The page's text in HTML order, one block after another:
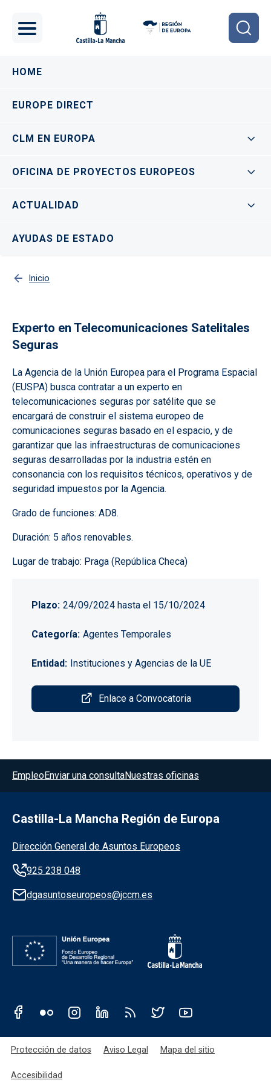
Navegación principal
HOME
EUROPE DIRECT
CLM EN EUROPA
OFICINA DE PROYECTOS EUROPEOS
ACTUALIDAD
AYUDAS DE ESTADO
Inicio
Experto en Telecomunicaciones Satelitales
Seguras
La Agencia de la Unión Europea para el Programa Espacial
(EUSPA) busca contratar a un experto en
telecomunicaciones seguras por satélite que se
encargará de construir el sistema europeo de
comunicaciones seguras basado en el espacio, y de
garantizar que las infraestructuras de comunicaciones
seguras desarrolladas por la industria estén en
consonancia con los requisitos técnicos, operativos y de
seguridad impuestos por la Agencia.
Grado de funciones: AD8.
Duración: 5 años renovables.
Lugar de trabajo: Praga (República Checa)
Plazo 24/09/2024 hasta el 15/10/2024
Categoría Agentes Temporales
Entidad Instituciones y Agencias de la UE
Enlace a Convocatoria
Menú del pie
EmpleoEnviar una consultaNuestras oficinas
Castilla-La Mancha Región de Europa
Información de la institución
Dirección General de Asuntos Europeos
925 238 048
dgasuntoseuropeos@jccm.es
Redes sociales JCCM
Menú legal
Protección de datos Aviso Legal Mapa del sitio
Accesibilidad